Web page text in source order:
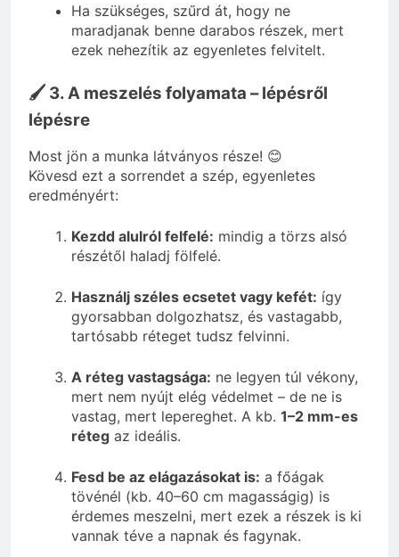
Ha szükséges, szűrd át, hogy ne
maradjanak benne darabos részek, mert
ezek nehezítik az egyenletes felvitelt.
🖌️ 3. A meszelés folyamata – lépésről
lépésre
Most jön a munka látványos része! 😊
Kövesd ezt a sorrendet a szép, egyenletes
eredményért:
Kezdd alulról felfelé: mindig a törzs alsó
részétől haladj fölfelé.
Használj széles ecsetet vagy kefét: így
gyorsabban dolgozhatsz, és vastagabb,
tartósabb réteget tudsz felvinni.
A réteg vastagsága: ne legyen túl vékony,
mert nem nyújt elég védelmet – de ne is
vastag, mert lepereghet. A kb. 1–2 mm-es
réteg az ideális.
Fesd be az elágazásokat is: a főágak
tövénél (kb. 40–60 cm magasságig) is
érdemes meszelni, mert ezek a részek is ki
vannak téve a napnak és fagynak.